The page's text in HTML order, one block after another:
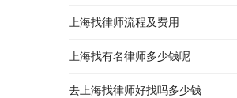
上海找律师流程及费用
上海找有名律师多少钱呢
去上海找律师好找吗多少钱